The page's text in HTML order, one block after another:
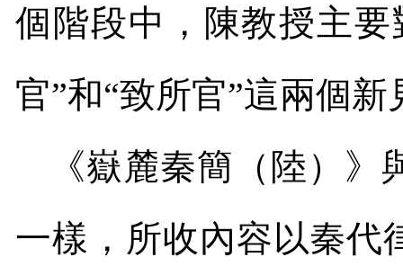
個階段中，陳教授主
官”和“致所官”這兩個
《嶽麓秦簡（陸）
一樣，所收內容以秦代